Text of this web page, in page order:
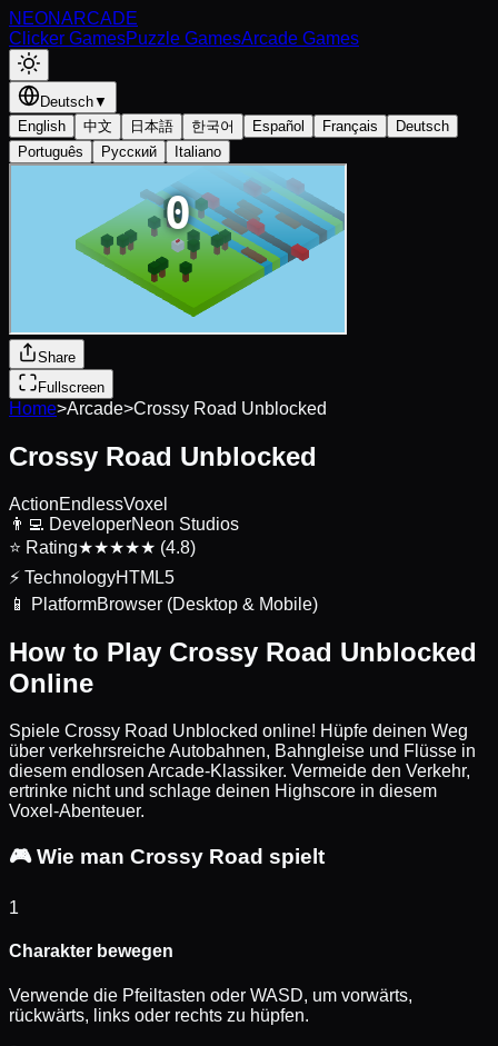
NEONARCADE
Clicker GamesPuzzle GamesArcade Games
Deutsch▼
English
中文 日本語 한국어 Español Français
Deutsch
Português
Русский Italiano
Share
Fullscreen
Home>Arcade>Crossy Road Unblocked
Crossy Road Unblocked
ActionEndlessVoxel
👨‍💻 DeveloperNeon Studios
⭐ Rating★★★★★ (4.8)
⚡ TechnologyHTML5
📱
PlatformBrowser (Desktop & Mobile)
How to Play Crossy Road Unblocked
Online
Spiele Crossy Road Unblocked online! Hüpfe deinen Weg
über verkehrsreiche Autobahnen, Bahngleise und Flüsse in
diesem endlosen Arcade-Klassiker. Vermeide den Verkehr,
ertrinke nicht und schlage deinen Highscore in diesem
Voxel-Abenteuer.
🎮 Wie man Crossy Road spielt
1
Charakter bewegen
Verwende die Pfeiltasten oder WASD, um vorwärts,
rückwärts, links oder rechts zu hüpfen.